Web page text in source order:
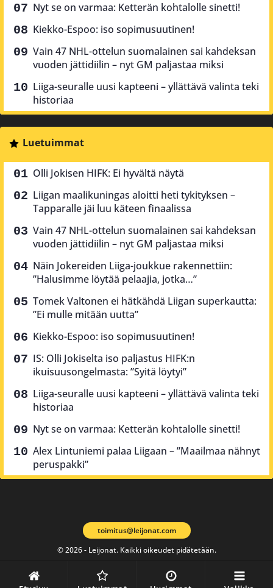
Nyt se on varmaa: Ketterän kohtalolle sinetti!
Kiekko-Espoo: iso sopimusuutinen!
Vain 47 NHL-ottelun suomalainen sai kahdeksan
vuoden jättidiilin – nyt GM paljastaa miksi
Liiga-seuralle uusi kapteeni – yllättävä valinta teki
historiaa
Luetuimmat
Olli Jokisen HIFK: Ei hyvältä näytä
Liigan maalikuningas aloitti heti tykityksen –
Tapparalle jäi luu käteen finaalissa
Vain 47 NHL-ottelun suomalainen sai kahdeksan
vuoden jättidiilin – nyt GM paljastaa miksi
Näin Jokereiden Liiga-joukkue rakennettiin:
”Halusimme löytää pelaajia, jotka…”
Tomek Valtonen ei hätkähdä Liigan superkautta:
”Ei mulle mitään uutta”
Kiekko-Espoo: iso sopimusuutinen!
IS: Olli Jokiselta iso paljastus HIFK:n
ikuisuusongelmasta: ”Syitä löytyi”
Liiga-seuralle uusi kapteeni – yllättävä valinta teki
historiaa
Nyt se on varmaa: Ketterän kohtalolle sinetti!
Alex Lintuniemi palaa Liigaan – ”Maailmaa nähnyt
peruspakki”
© 2026 - Leijonat. Kaikki oikeudet pidätetään.
toimitus@leijonat.com